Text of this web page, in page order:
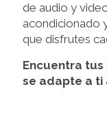
de audio y
acondicionado
que disfrutes
Encuentra
se adapte a ti